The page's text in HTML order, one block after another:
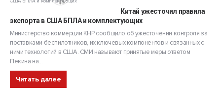
Китай ужесточил правила
экспорта в США БПЛА и комплектующих
Министерство коммерции КНР сообщило об ужесточении контроля за
поставками беспилотников, их ключевых компонентов и связанных с
ними технологий в США. СМИ называют принятые меры ответом
Пекина на...
Читать далее